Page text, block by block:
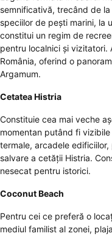
semnificativă, trecând de
speciilor de pești marini, la
constitui un regim de
pentru localnici și vizitatori.
România, oferind o
Argamum.
Cetatea Histria
Constituie cea mai veche
momentan putând fi
termale, arcadele
salvare a cetății Histria.
nesecat pentru istorici.
Coconut Beach
Pentru cei ce preferă o
mediul familist al zonei,